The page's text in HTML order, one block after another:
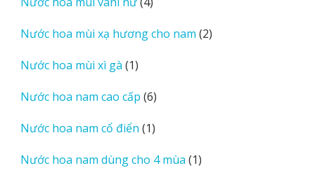
phẩm
Nước hoa mùi xạ hương cho nam 22
Nước hoa mùi xì gà 11
phẩm
Nước hoa nam cao cấp 66
phẩm
Nước hoa nam cổ điển 11
phẩm
Nước hoa nam dùng cho 4 mùa 11